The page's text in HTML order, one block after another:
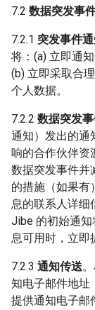
7.2 数据突发事
7.2.1 突发事件
将：(a) 立即通
(b) 立即采取合
个人数据。
7.2.2 数据突发
通知）发出的通
响的合作伙伴资
数据突发事件并
的措施（如果有
息的联系人详细
Jibe 的初始通
息可用时，立即
7.2.3 通知传送
知电子邮件地址
提供通知电子邮